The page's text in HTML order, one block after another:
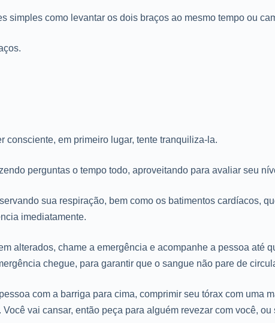
simples como levantar os dois braços ao mesmo tempo ou
consciente, em primeiro lugar, tente tranquiliza-la.
perguntas o tempo todo, aproveitando para avaliar seu
sua respiração, bem como os batimentos cardíacos,
imediatamente.
alterados, chame a emergência e acompanhe a pessoa até
chegue, para garantir que o sangue não pare de
com a barriga para cima, comprimir seu tórax com uma
vai cansar, então peça para alguém revezar com você, ou